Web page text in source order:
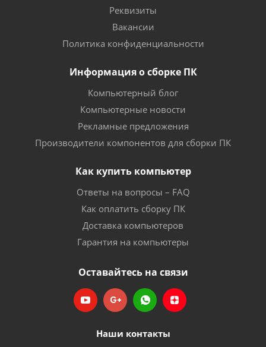
Реквизиты
Вакансии
Политика конфиденциальности
Информация о сборке ПК
Компьютерный блог
Компьютерные новости
Рекламные предложения
Производители компонентов для сборки ПК
Как купить компьютер
Ответы на вопросы – FAQ
Как оплатить сборку ПК
Доставка компьютеров
Гарантия на компьютеры
Оставайтесь на связи
Наши контакты